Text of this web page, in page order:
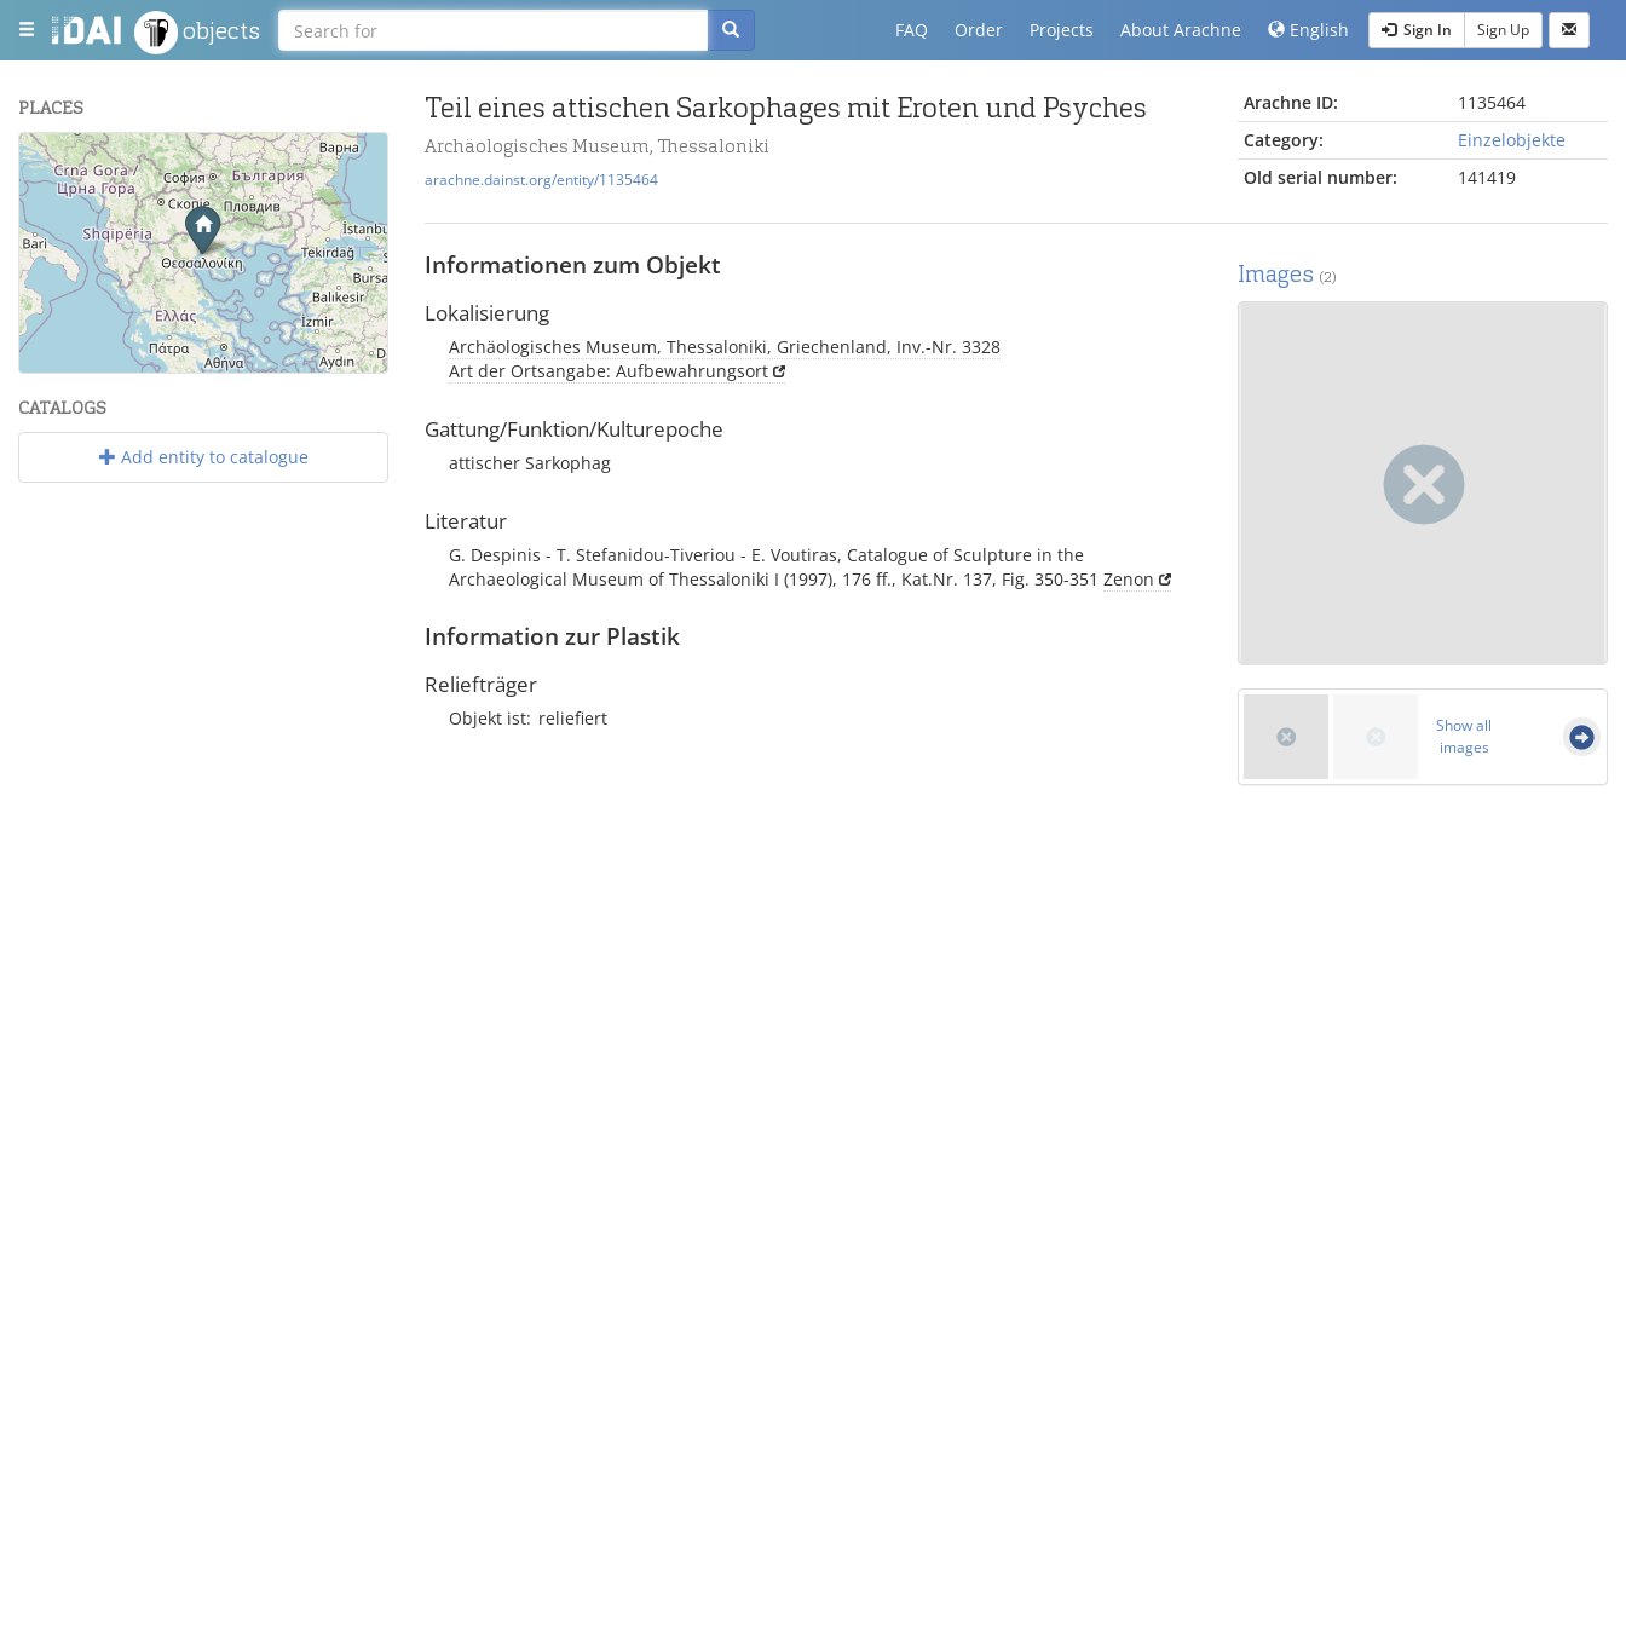
objects FAQ Order Projects About Arachne English Sign In Sign Up
PLACES
+
−
Leaflet| Maps and Data ©OpenStreetMap.
CATALOGS
Add entity to catalogue
Teil eines attischen Sarkophages mit Eroten und Psyches
Archäologisches Museum, Thessaloniki
arachne.dainst.org/entity/1135464
Arachne ID:
1135464
Category:
Einzelobjekte
Old serial number:
141419
Informationen zum Objekt
Lokalisierung
Archäologisches Museum, Thessaloniki, Griechenland, Inv.-Nr. 3328
Art der Ortsangabe: Aufbewahrungsort
Gattung/Funktion/Kulturepoche
attischer Sarkophag
Literatur
G. Despinis - T. Stefanidou-Tiveriou - E. Voutiras, Catalogue of Sculpture in the
Archaeological Museum of Thessaloniki I (1997), 176 ff., Kat.Nr. 137, Fig. 350-351 Zenon
Information zur Plastik
Reliefträger
Objekt ist reliefiert
Images (2)
Show all
images